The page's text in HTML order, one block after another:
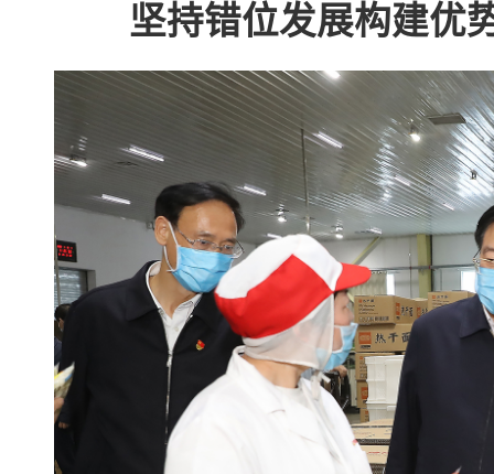
坚持错位发展构建优